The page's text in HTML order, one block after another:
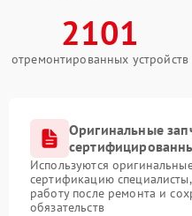
2101
отремонтированных устройств
Оригинальные
Используются
сертификацию
работу после ремонта и
обязательств